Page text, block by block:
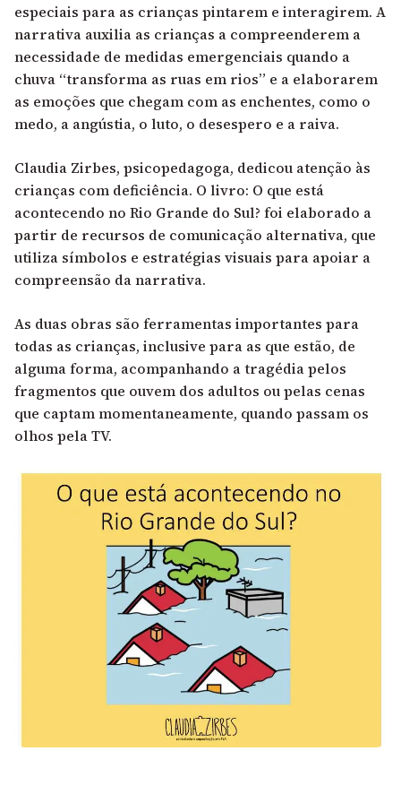
especiais para as crianças pintarem e interagirem. A
narrativa auxilia as crianças a compreenderem a
necessidade de medidas emergenciais quando a
chuva “transforma as ruas em rios” e a elaborarem
as emoções que chegam com as enchentes, como o
medo, a angústia, o luto, o desespero e a raiva.
Claudia Zirbes, psicopedagoga, dedicou atenção às
crianças com deficiência. O livro: O que está
acontecendo no Rio Grande do Sul? foi elaborado a
partir de recursos de comunicação alternativa, que
utiliza símbolos e estratégias visuais para apoiar a
compreensão da narrativa.
As duas obras são ferramentas importantes para
todas as crianças, inclusive para as que estão, de
alguma forma, acompanhando a tragédia pelos
fragmentos que ouvem dos adultos ou pelas cenas
que captam momentaneamente, quando passam os
olhos pela TV.